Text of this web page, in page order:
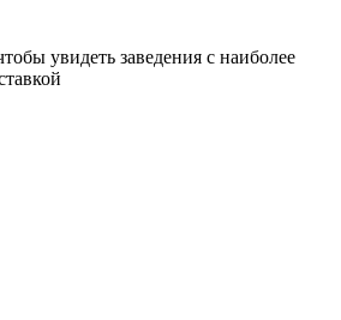
увидеть заведения с наиболее